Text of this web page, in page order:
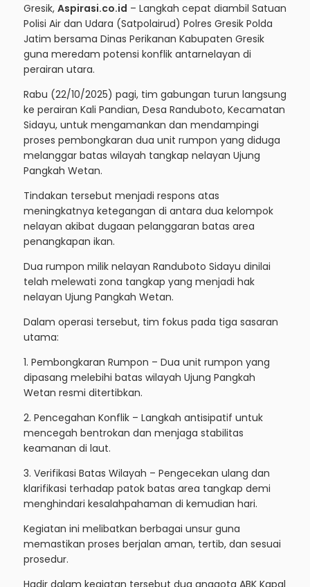
Gresik, Aspirasi.co.id – Langkah cepat diambil Satuan
Polisi Air dan Udara (Satpolairud) Polres Gresik Polda
Jatim bersama Dinas Perikanan Kabupaten Gresik
guna meredam potensi konflik antarnelayan di
perairan utara.
Rabu (22/10/2025) pagi, tim gabungan turun langsung
ke perairan Kali Pandian, Desa Randuboto, Kecamatan
Sidayu, untuk mengamankan dan mendampingi
proses pembongkaran dua unit rumpon yang diduga
melanggar batas wilayah tangkap nelayan Ujung
Pangkah Wetan.
Baca juga:
Kapolres Bondowoso membagikan brosur
bagi pengguna jalan dalam Operasi Zebra
Semeru 2025
Tindakan tersebut menjadi respons atas
meningkatnya ketegangan di antara dua kelompok
nelayan akibat dugaan pelanggaran batas area
penangkapan ikan.
Dua rumpon milik nelayan Randuboto Sidayu dinilai
telah melewati zona tangkap yang menjadi hak
nelayan Ujung Pangkah Wetan.
Dalam operasi tersebut, tim fokus pada tiga sasaran
utama:
1. Pembongkaran Rumpon – Dua unit rumpon yang
dipasang melebihi batas wilayah Ujung Pangkah
Wetan resmi ditertibkan.
2. Pencegahan Konflik – Langkah antisipatif untuk
mencegah bentrokan dan menjaga stabilitas
keamanan di laut.
3. Verifikasi Batas Wilayah – Pengecekan ulang dan
klarifikasi terhadap patok batas area tangkap demi
menghindari kesalahpahaman di kemudian hari.